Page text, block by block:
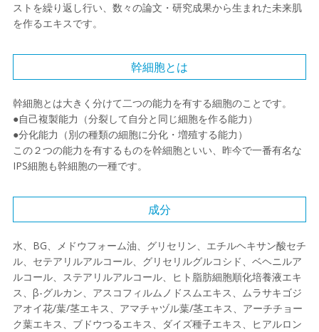
ストを繰り返し行い、数々の論文・研究成果から生まれた未来肌
を作るエキスです。
幹細胞とは
幹細胞とは大きく分けて二つの能力を有する細胞のことです。
●自己複製能力（分裂して自分と同じ細胞を作る能力）
●分化能力（別の種類の細胞に分化・増殖する能力）
この２つの能力を有するものを幹細胞といい、昨今で一番有名な
IPS細胞も幹細胞の一種です。
成分
水、BG、メドウフォーム油、グリセリン、エチルヘキサン酸セチ
ル、セテアリルアルコール、グリセリルグルコシド、ベヘニルア
ルコール、ステアリルアルコール、ヒト脂肪細胞順化培養液エキ
ス、β-グルカン、アスコフィルムノドスムエキス、ムラサキゴジ
アオイ花/葉/茎エキス、アマチャヅル葉/茎エキス、アーチチョー
ク葉エキス、ブドウつるエキス、ダイズ種子エキス、ヒアルロン